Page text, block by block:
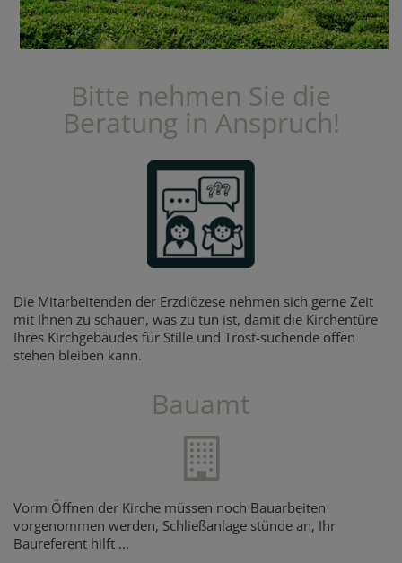
Bitte nehmen Sie die
Beratung in Anspruch!
Die Mitarbeitenden der Erzdiözese nehmen sich gerne Zeit
mit Ihnen zu schauen, was zu tun ist, damit die Kirchentüre
Ihres Kirchgebäudes für Stille und Trost-suchende offen
stehen bleiben kann.
Bauamt
Vorm Öffnen der Kirche müssen noch Bauarbeiten
vorgenommen werden, Schließanlage stünde an, Ihr
Baureferent hilft ...